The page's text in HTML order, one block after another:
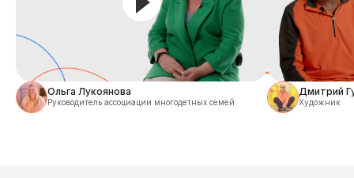
Ольга Лукоянова
Руководитель ассоциации многодетных семей
Дмитрий
Художник